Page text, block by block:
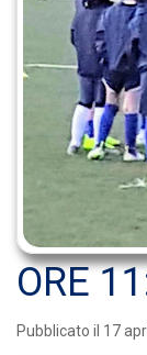
ORE
Pubblicato il 17